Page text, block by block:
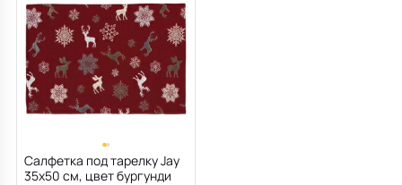
Салфетка под тарелку Jay
35х50 см, цвет бургунди